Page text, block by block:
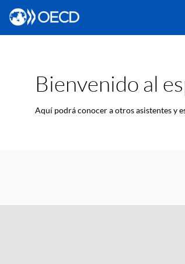
Bienvenido al
Aquí podrá conocer a otros asistentes y